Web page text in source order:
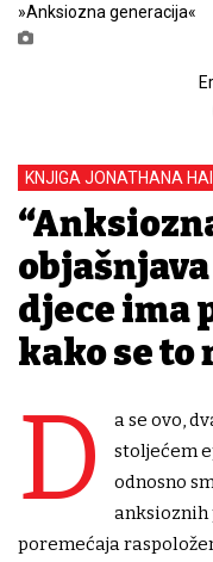
»Anksiozna generacija«
KNJIGA JONATHANA
djece ima
kako se
D
a se ovo,
stoljećem
odnosno
anksioznih
poremećaja